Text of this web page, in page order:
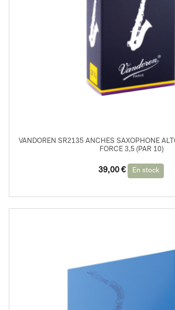
VANDOREN SR2135 ANCHES SAXOPHONE
FORCE 3,5 (PAR 10)
39,00 € En stock